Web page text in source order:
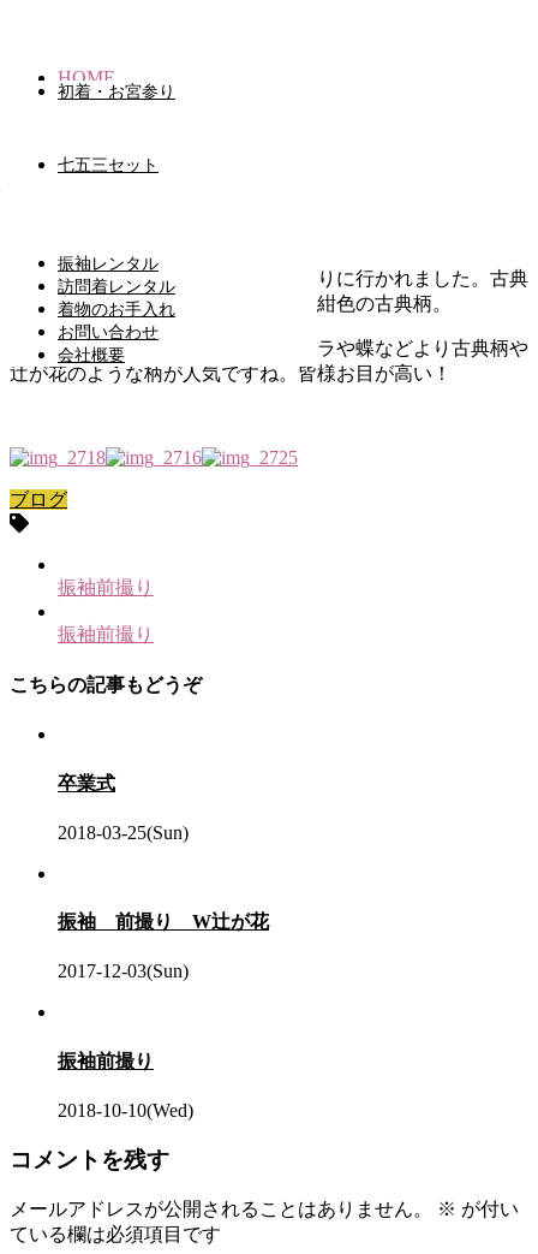
初着・お宮参り
七五三セット
振袖レンタル
訪問着レンタル
着物のお手入れ
お問い合わせ
会社概要
HOME
ブログ
振袖前撮り
２７日は来年成人の方３名様が前撮りに行かれました。古典
柄の赤の振袖、赤紫の暈しの振袖、紺色の古典柄。
皆様良くお似合いでした。最近はバラや蝶などより古典柄や
辻が花のような柄が人気ですね。皆様お目が高い！
ブログ
振袖前撮り
振袖前撮り
こちらの記事もどうぞ
卒業式
2018-03-25(Sun)
振袖 前撮り W辻が花
2017-12-03(Sun)
振袖前撮り
2018-10-10(Wed)
コメントを残す
メールアドレスが公開されることはありません。 ※ が付い
ている欄は必須項目です